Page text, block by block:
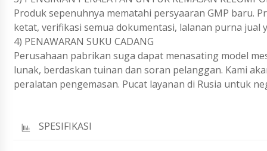
Produk sepenuhnya mematahi persyaaran GMP baru.
ketat, verifikasi semua dokumentasi, lalanan purna jual
4) PENAWARAN SUKU CADANG
Perusahaan pabrikan suga dapat menasating model
lunak, berdaskan tuinan dan soran pelanggan. Kami
peralatan pengemasan. Pucat layanan di Rusia untuk
SPESIFIKASI